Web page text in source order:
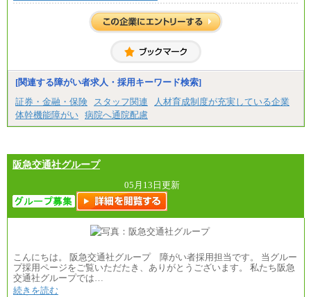
[関連する障がい者求人・採用キーワード検索]
証券・金融・保険
スタッフ関連
人材育成制度が充実している企業
体幹機能障がい 病院へ通院配慮
阪急交通社グループ
05月13日更新
こんにちは。 阪急交通社グループ 障がい者採用担当です。 当グルー
プ採用ページをご覧いただたき、ありがとうございます。 私たち阪急
交通社グループでは…
続きを読む